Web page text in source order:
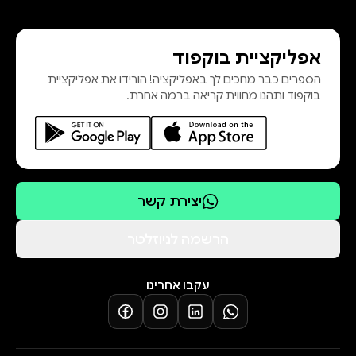
אפליקציית בוקפוד
הספרים כבר מחכים לך באפליקציה! הורידו את אפליקציית
בוקפוד ותהנו מחווית קריאה ברמה אחרת.
יצירת קשר
עקבו אחרינו